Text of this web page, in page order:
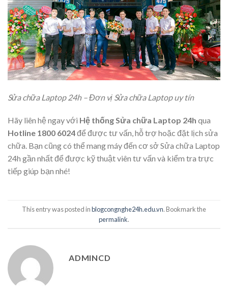
Sửa chữa Laptop 24h – Đơn vị Sửa chữa Laptop uy tín
Hãy liên hệ ngay với Hệ thống Sửa chữa Laptop 24h qua
Hotline 1800 6024để được tư vấn, hỗ trợ hoặc đặt lịch sửa
chữa. Bạn cũng có thể mang máy đến cơ sở Sửa chữa Laptop
24h gần nhất để được kỹ thuật viên tư vấn và kiểm tra trực
tiếp giúp bạn nhé!
This entry was posted inblogcongnghe24h.edu.vn. Bookmark the
permalink.
ADMINCD